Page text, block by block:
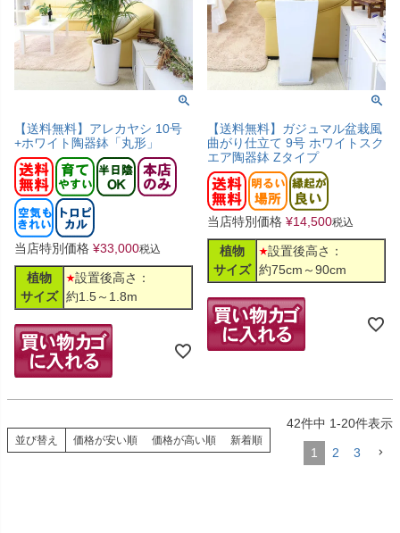
【送料無料】アレカヤシ 10号
+ホワイト陶器鉢「丸形」
当店特別価格 ¥33,000税込
植物
サイズ
設置後高さ：
約1.5～1.8m
【送料無料】ガジュマル盆栽風
曲がり仕立て 9号 ホワイトスク
エア陶器鉢 Zタイプ
当店特別価格 ¥14,500税込
植物
サイズ
設置後高さ：
約75cm～90cm
並び替え 価格が安い順 価格が高い順 新着順
42件中 1-20件表示
1 2 3